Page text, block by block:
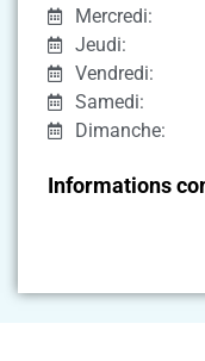
Mercredi:
Jeudi:
Vendredi:
Samedi:
Dimanche:
Informations